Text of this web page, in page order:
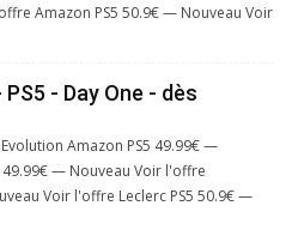
Amazon PS5 50.9€ — Nouveau Voir
- Day One - dès
Amazon PS5 49.99€ —
49.99€ — Nouveau Voir l'offre
Voir l'offre Leclerc PS5 50.9€ —